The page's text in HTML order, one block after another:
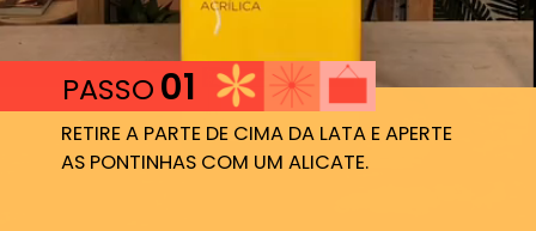
01
RETIRE A PARTE DE CIMA DA LATA E APERTE
AS PONTINHAS COM UM ALICATE.
PASSO